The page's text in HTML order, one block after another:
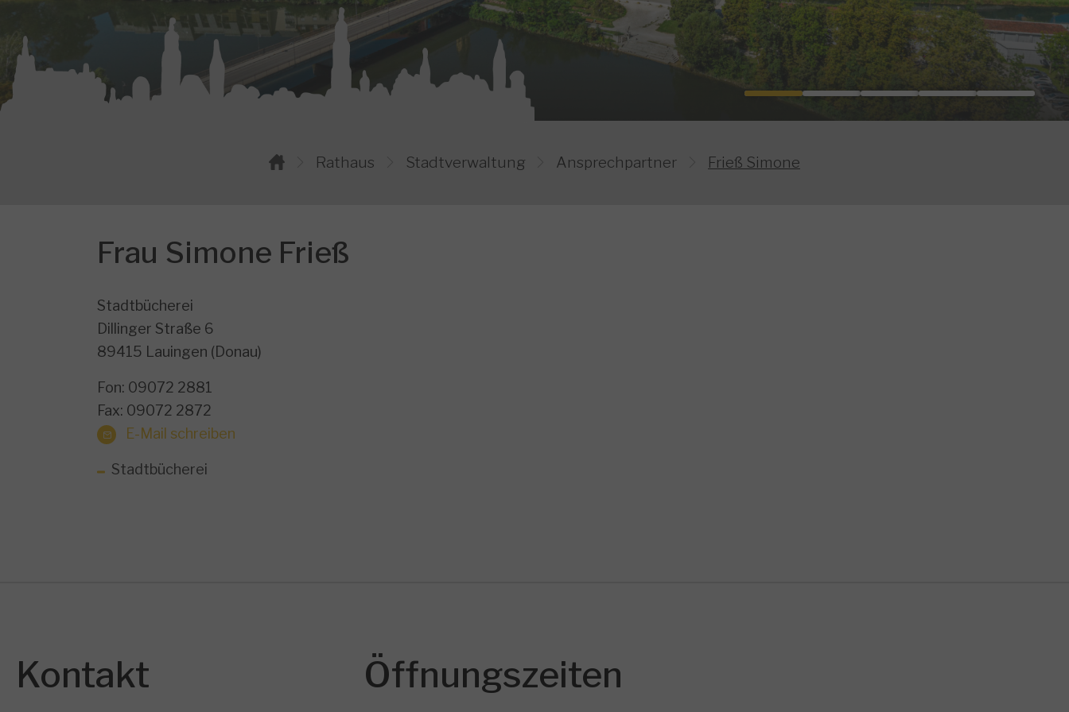
Rathaus Stadtverwaltung Ansprechpartner Frieß Simone
Frau Simone Frieß
Stadtbücherei
Dillinger Straße 6
89415 Lauingen (Donau)
Fon: 09072 2881
Fax: 09072 2872
E-Mail schreiben
Stadtbücherei
Kontakt Öffnungszeiten